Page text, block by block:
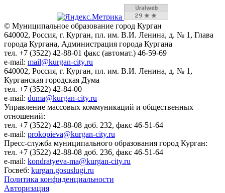
© Муниципальное образование город Курган
640002, Россия, г. Курган, пл. им. В.И. Ленина, д. № 1, Глава
города Кургана, Администрация города Кургана
тел. +7 (3522) 42-88-01 факс (автомат.) 46-59-69
e-mail: mail@kurgan-city.ru
640002, Россия, г. Курган, пл. им. В.И. Ленина, д. № 1,
Курганская городская Дума
тел. +7 (3522) 42-84-00
e-mail: duma@kurgan-city.ru
Управление массовых коммуникаций и общественных
отношений:
тел. +7 (3522) 42-88-08 доб. 232, факс 46-51-64
e-mail: prokopieva@kurgan-city.ru
Пресс-служба муниципального образования город Курган:
тел. +7 (3522) 42-88-08 доб. 236, факс 46-51-64
e-mail: kondratyeva-ma@kurgan-city.ru
Госвеб: kurgan.gosuslugi.ru
Политика конфиденциальности
Авторизация